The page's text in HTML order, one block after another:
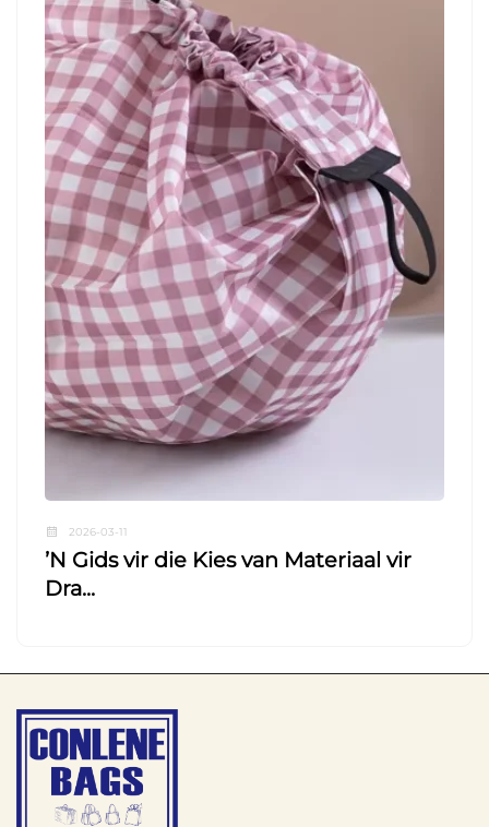
2026-03-11
ʼN Gids vir die Kies van Materiaal vir
Dra...